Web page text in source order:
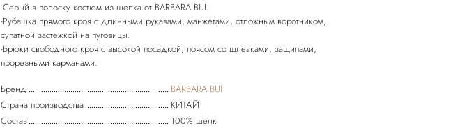
-Серый в полоску костюм из шелка от BARBARA BUI.
-Рубашка прямого кроя с длинными рукавами, манжетами, отложным воротником,
супатной застежкой на пуговицы.
-Брюки свободного кроя с высокой посадкой, поясом со шлевками, защипами,
Бренд
BARBARA BUI
Страна производства
КИТАЙ
Состав
100% шелк